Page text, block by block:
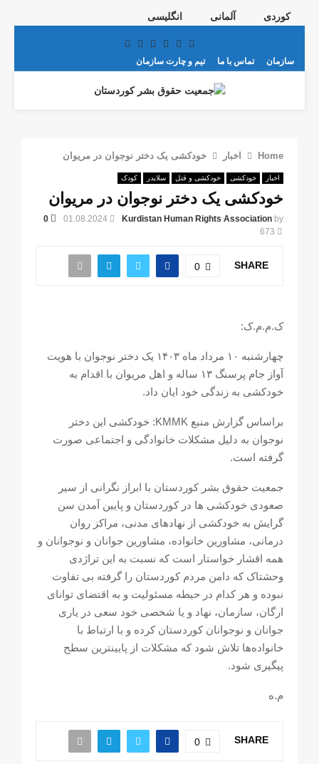
کوردی آلمانی انگلیسی
Facebook
Twitter
Instagram
Youtube
Email
سازمان تماس با ما تیم و چارت سازمان
PRIMARY
Home اخبار خودکشی یک دختر نوجوان در مریوان
اخبار خودکشی خودکشی و قتل سلایدر کودک
خودکشی یک دختر نوجوان در مریوان
by
Kurdistan Human Rights Association
01.08.2024
0
673
SHARE
0
ک.م.م.ک:
چهارشنبە ۱۰ مرداد ماە ۱۴۰۳ یک دختر نوجوان با هویت
آواز جام پرسنگ ۱۳ سالە و اهل مریوان با اقدام بە
خودکشی بە زندگی خود ایان داد.
براساس گزارش منبع KMMK: خودکشی این دختر
نوجوان بە دلیل مشکلات خانوادگی و اجتماعی صورت
گرفتە است.
جمعیت حقوق بشر کوردستان با ابراز نگرانی از سیر
صعودی خودکشی ها در کوردستان و پایین آمدن سن
گرایش بە خودکشی از نهادهای مدنی، مراکز روان
درمانی، مشاورین خانوادە، مشاورین جوانان و نوجوانان و
همە اقشار خواستار است کە نسبت بە این تراژدی
وحشتاک کە دامن مردم کوردستان را گرفتە بی تفاوت
نبودە و هر کدام در حیطە مسئولیت و بە اقتضای توانای
ارگان، سازمان، نهاد و یا شخصی خود سعی در یاری
جوانان و نوجوانان کوردستان کردە و با ارتباط با
خانوادەها تلاش شود کە مشکلات از پایینترین سطح
پیگیری شود.
م.ه
SHARE
0